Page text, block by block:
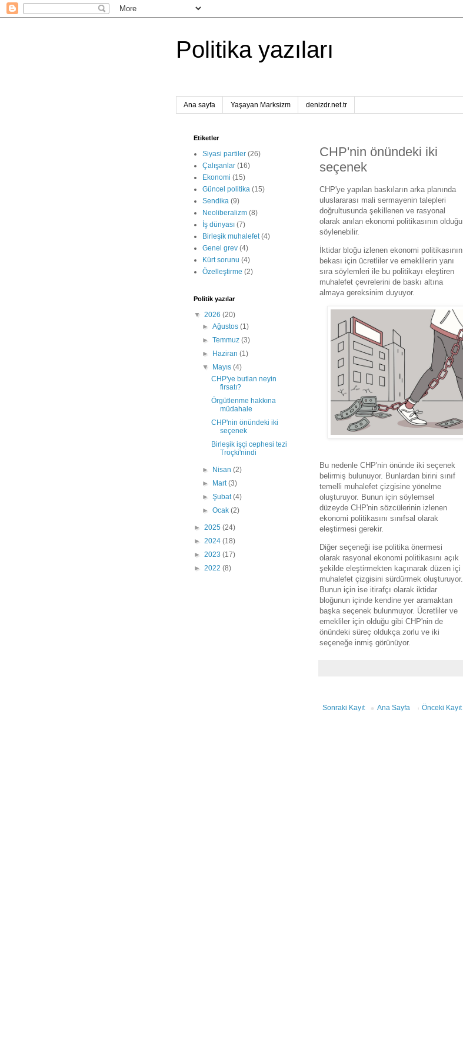
Politika yazıları
Ana sayfa Yaşayan Marksizm denizdr.net.tr
CHP'nin önündeki iki
seçenek
CHP'ye yapılan baskıların arka planında
uluslararası mali sermayenin talepleri
doğrultusunda şekillenen ve rasyonal
olarak anılan ekonomi politikasının olduğu
söylenebilir.
İktidar bloğu izlenen ekonomi politikasının
bekası için ücretliler ve emeklilerin yanı
sıra söylemleri ile bu politikayı eleştiren
muhalefet çevrelerini de baskı altına
almaya gereksinim duyuyor.
Bu nedenle CHP'nin önünde iki seçenek
belirmiş bulunuyor. Bunlardan birini sınıf
temelli muhalefet çizgisine yönelme
oluşturuyor. Bunun için söylemsel
düzeyde CHP'nin sözcülerinin izlenen
ekonomi politikasını sınıfsal olarak
eleştirmesi gerekir.
Diğer seçeneği ise politika önermesi
olarak rasyonal ekonomi politikasını açık
şekilde eleştirmekten kaçınarak düzen içi
muhalefet çizgisini sürdürmek oluşturuyor.
Bunun için ise itirafçı olarak iktidar
bloğunun içinde kendine yer aramaktan
başka seçenek bulunmuyor. Ücretliler ve
emekliler için olduğu gibi CHP'nin de
önündeki süreç oldukça zorlu ve iki
seçeneğe inmiş görünüyor.
Sonraki Kayıt Önceki Kayıt
Ana Sayfa
Etiketler
Siyasi partiler (26)
Çalışanlar (16)
Ekonomi (15)
Güncel politika (15)
Sendika (9)
Neoliberalizm (8)
İş dünyası (7)
Birleşik muhalefet (4)
Genel grev (4)
Kürt sorunu (4)
Özelleştirme (2)
Politik yazılar
▼ 2026 (20)
►Ağustos(1)
►Temmuz(3)
►
Haziran(1)
▼
Mayıs(4)
CHP'ye butlan neyin
firsatı?
Örgütlenme hakkına
müdahale
CHP'nin önündeki iki
seçenek
Birleşik işçi cephesi tezi
Troçki'nindi
► Nisan(2)
►
Mart(3)
►Şubat(4)
►Ocak(2)
► 2025 (24)
► 2024 (18)
► 2023 (17)
► 2022 (8)